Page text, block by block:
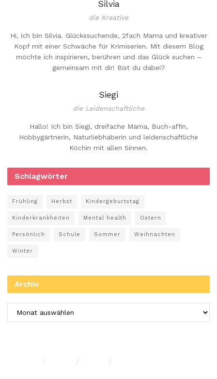
Silvia
die Kreative
Hi, ich bin Silvia. Glückssuchende, 2fach Mama und kreativer
Kopf mit einer Schwäche für Krimiserien. Mit diesem Blog
möchte ich inspirieren, berühren und das Glück suchen –
gemeinsam mit dir! Bist du dabei?
Siegi
die Leidenschaftliche
Hallo! Ich bin Siegi, dreifache Mama, Buch-affin,
Hobbygärtnerin, Naturliebhaberin und leidenschaftliche
Köchin mit allen Sinnen.
Schlagwörter
Frühling Herbst Kindergeburtstag
Kinderkrankheiten Mental health Ostern
Persönlich Schule Sommer Weihnachten
Winter
Archiv